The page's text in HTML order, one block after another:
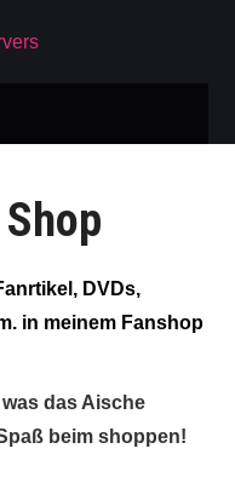
DVDs,
in meinem Fanshop
das Aische
beim shoppen!